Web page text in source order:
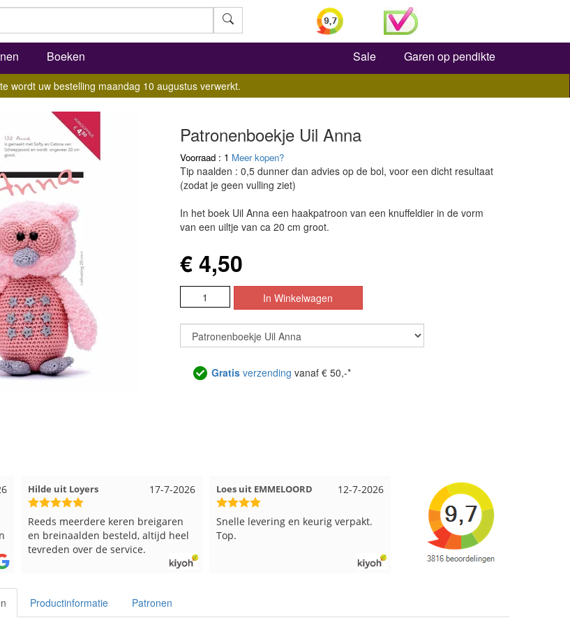
Zoeken
Boeken Sale Garen op pendikte
wordt uw bestelling maandag 10 augustus verwerkt.
Patronenboekje Uil Anna
Voorraad : 1 Meer kopen?
Tip naalden : 0,5 dunner dan advies op de bol, voor een dicht resultaat
(zodat je geen vulling ziet)
In het boek Uil Anna een haakpatroon van een knuffeldier in de vorm
van een uiltje van ca 20 cm groot.
€ 4,50
Gratisverzending vanaf € 50,-*
12-7-2026
Loes uit EMMELOORD
Snelle levering en keurig verpakt.
Top.
12-7-2026
Nell uit Beuningen
Goed verpakt en snelgeleverd
Wendy uit Amsterdam
Ruime keus aan viltwol, mooie
kleuren en goede kwaliteit. Snel
verzonden. Enigste wat ik een
beetje jammer vind is dat alles los
een doos gestopt. Geen kleur
Productinformatie Patronen